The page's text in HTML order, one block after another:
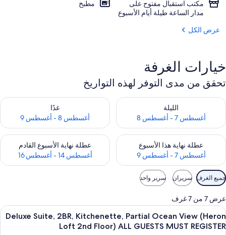
مكتب استقبال مفتوح على
مدار الساعة طيلة أيام الأسبوع
مطبخ
عرض الكل
خيارات الغرفة
تحقق من مدى التوفر لهذه التواريخ
الليلة
أغسطس 7 - أغسطس 8
تحقق من مدى التوفر لليلة للفترة أغسطس 7 - أغسطس 8
غدًا
أغسطس 8 - أغسطس 9
تحقق من مدى التوفر لغد للفترة أغسطس
عطلة نهاية هذا الأسبوع
أغسطس 7 - أغسطس 9
تحقق من مدى التوفر لعطلة نهاية هذا الأسبوع للفترة أغسطس 7 - أغسطس 9
عطلة نهاية الأسبوع القادم
أغسطس 14 - أغسطس 16
تحقق من مدى التوفر لعطلة نهاية
عوامل
التصفية
المتاحة
للغرف
جميع الغرف سريران سرير واحد
عرض 7 من 7 غرف
استعراض
جميع
أغطية فراش متميزة وتجهيزات عازلة
20
Deluxe Suite, 2BR, Kitchenette, Partial Ocean View (Heron
Loft 2nd Floor) ALL GUESTS MUST REGISTER